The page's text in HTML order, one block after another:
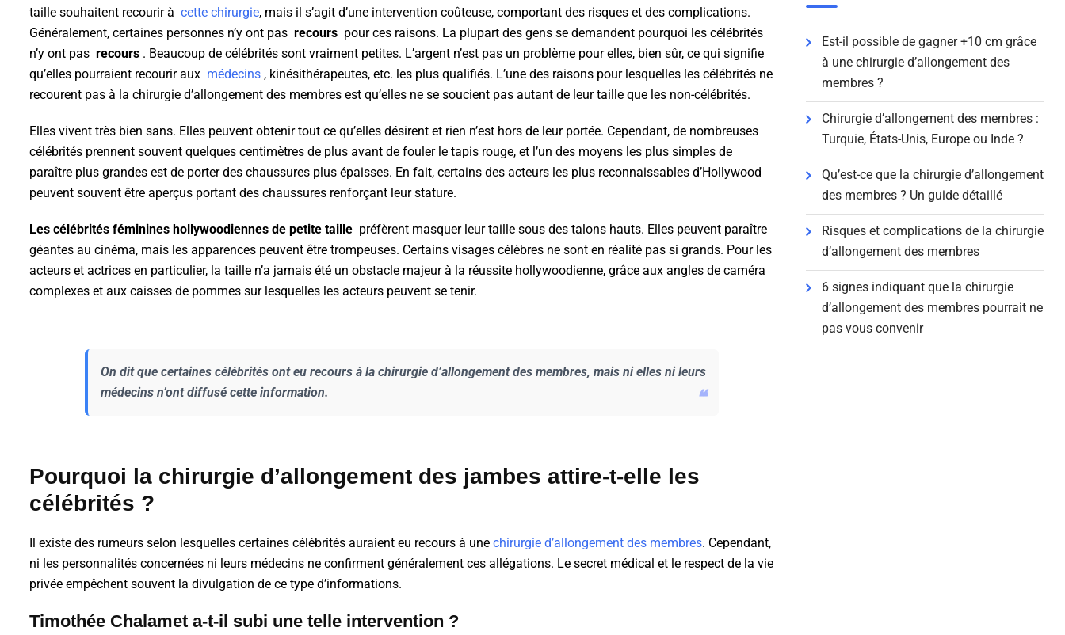
taille souhaitent recourir à cette chirurgie, mais il s’agit d’une intervention coûteuse, comportant des risques et des complications.
Généralement, certaines personnes n’y ont pas recours pour ces raisons. La plupart des gens se demandent pourquoi les célébrités
n’y ont pas recours . Beaucoup de célébrités sont vraiment petites. L’argent n’est pas un problème pour elles, bien sûr, ce qui signifie
qu’elles pourraient recourir aux médecins , kinésithérapeutes, etc. les plus qualifiés. L’une des raisons pour lesquelles les célébrités ne
recourent pas à la chirurgie d’allongement des membres est qu’elles ne se soucient pas autant de leur taille que les non-célébrités.
Elles vivent très bien sans. Elles peuvent obtenir tout ce qu’elles désirent et rien n’est hors de leur portée. Cependant, de nombreuses
célébrités prennent souvent quelques centimètres de plus avant de fouler le tapis rouge, et l’un des moyens les plus simples de
paraître plus grandes est de porter des chaussures plus épaisses. En fait, certains des acteurs les plus reconnaissables d’Hollywood
peuvent souvent être aperçus portant des chaussures renforçant leur stature.
Les célébrités féminines hollywoodiennes de petite taille préfèrent masquer leur taille sous des talons hauts. Elles peuvent paraître
géantes au cinéma, mais les apparences peuvent être trompeuses. Certains visages célèbres ne sont en réalité pas si grands. Pour les
acteurs et actrices en particulier, la taille n’a jamais été un obstacle majeur à la réussite hollywoodienne, grâce aux angles de caméra
complexes et aux caisses de pommes sur lesquelles les acteurs peuvent se tenir.
On dit que certaines célébrités ont eu recours à la chirurgie d’allongement des membres, mais ni elles ni leurs
médecins n’ont diffusé cette information.
Pourquoi la chirurgie d’allongement des jambes attire-t-elle les
célébrités ?
Il existe des rumeurs selon lesquelles certaines célébrités auraient eu recours à une chirurgie d’allongement des membres. Cependant,
ni les personnalités concernées ni leurs médecins ne confirment généralement ces allégations. Le secret médical et le respect de la vie
privée empêchent souvent la divulgation de ce type d’informations.
Timothée Chalamet a-t-il subi une telle intervention ?
Est-il possible de gagner +10 cm grâce
à une chirurgie d’allongement des
membres ?
Chirurgie d’allongement des membres :
Turquie, États-Unis, Europe ou Inde ?
Qu’est-ce que la chirurgie d’allongement
des membres ? Un guide détaillé
Risques et complications de la chirurgie
d’allongement des membres
6 signes indiquant que la chirurgie
d’allongement des membres pourrait ne
pas vous convenir